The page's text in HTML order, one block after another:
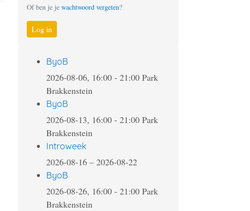
Of ben je je wachtwoord vergeten?
Log in
ByoB
2026-08-06, 16:00 - 21:00 Park
Brakkenstein
ByoB
2026-08-13, 16:00 - 21:00 Park
Brakkenstein
Introweek
2026-08-16 – 2026-08-22
ByoB
2026-08-26, 16:00 - 21:00 Park
Brakkenstein